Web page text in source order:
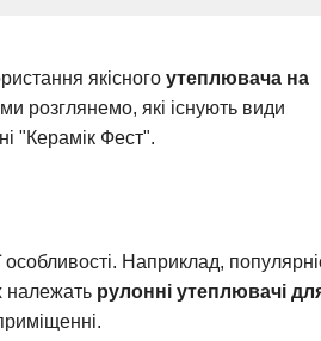
якісного утеплювача на
розглянемо, які існують види
"Керамік Фест".
особливості. Наприклад,
належать рулонні утеплювачі